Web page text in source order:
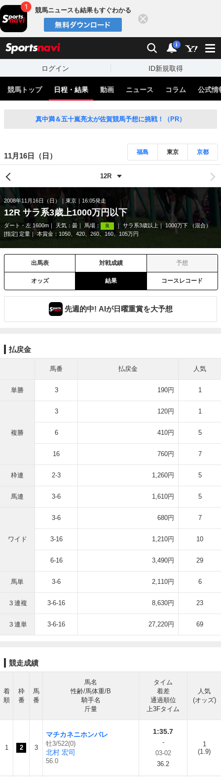
競馬ニュースも結果もすぐわかる
検索 通知
i
ログイン ID新規取得
競馬トップ 日程・結果 動画 ニュース コラム 公式情
真中満＆五十嵐亮太が佐賀競馬予想に挑戦！（PR）
11月16日（日） 福島 東京 京都
2008年11月16日（日） 東京 16:05発走
12R サラ系3歳上1000万円以下
ダート・左 1600m 天気： 曇 馬場： 良 サラ系3歳以上
1000万下 （混合）
[指定] 定量
本賞金：1050、420、260、160、105万円
出馬表 対戦成績 予想
オッズ 結果 コースレコード
先週的中! AIが日曜重賞を大予想
払戻金
馬番 払戻金 人気
単勝 3 190円 1
複勝
3 120円 1
6 410円 5
16 760円 7
枠連 2-3 1,260円 5
馬連 3-6 1,610円 5
ワイド
3-6 680円 7
3-16 1,210円 10
6-16 3,490円 29
馬単 3-6 2,110円 6
３連複 3-6-16 8,630円 23
３連単 3-6-16 27,220円 69
競走成績
着
順
枠
番
馬
番
馬名
性齢/馬体重/B
騎手名
斤量
タイム
着差
通過順位
上3Fタイム
人気
(オッズ)
1 2 3
マチカネニホンバレ
牡3/522(0)
北村 宏司
56.0
1:35.7
-
03-02
36.2
1
(1.9)